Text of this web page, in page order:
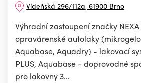
Vídeňská 296/112a, 61900 Brno
Výhradní zastoupení značky NEXA
opravárenské autolaky
Aquabase, Aquadry) - lakovací
PLUS, Aquabase - doprovodné
pro lakovny 3...